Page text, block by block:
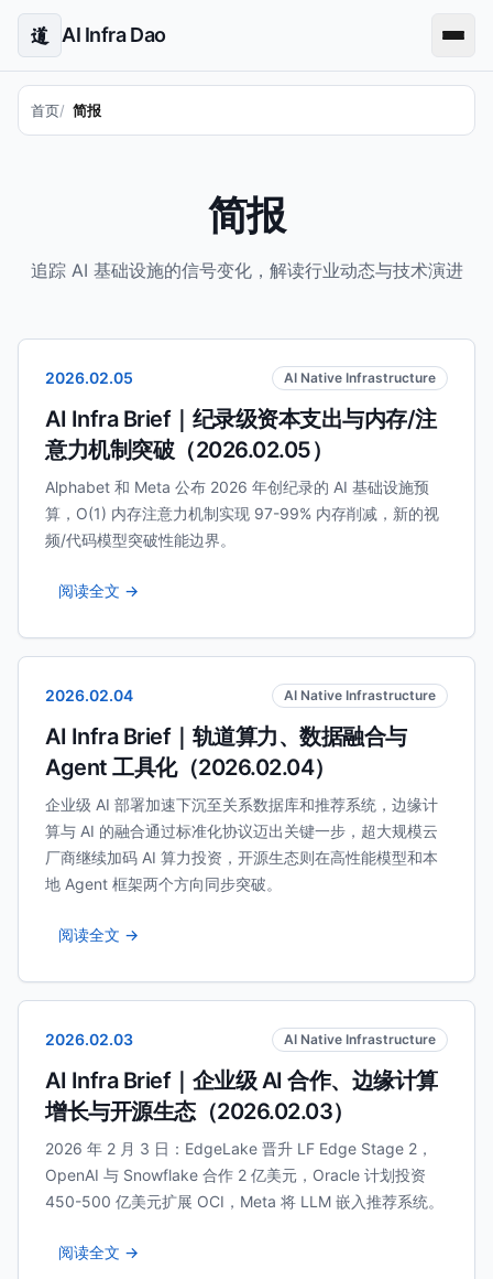
道 AI Infra Dao
首页 简报
简报
追踪 AI 基础设施的信号变化，解读行业动态与技术演进
2026.02.05 AI Native Infrastructure
AI Infra Brief｜纪录级资本支出与内存/注
意力机制突破（2026.02.05）
Alphabet 和 Meta 公布 2026 年创纪录的 AI 基础设施预
算，O(1) 内存注意力机制实现 97-99% 内存削减，新的视
频/代码模型突破性能边界。
阅读全文 →
2026.02.04 AI Native Infrastructure
AI Infra Brief｜轨道算力、数据融合与
Agent 工具化（2026.02.04）
企业级 AI 部署加速下沉至关系数据库和推荐系统，边缘计
算与 AI 的融合通过标准化协议迈出关键一步，超大规模云
厂商继续加码 AI 算力投资，开源生态则在高性能模型和本
地 Agent 框架两个方向同步突破。
阅读全文 →
2026.02.03 AI Native Infrastructure
AI Infra Brief｜企业级 AI 合作、边缘计算
增长与开源生态（2026.02.03）
2026 年 2 月 3 日：EdgeLake 晋升 LF Edge Stage 2，
OpenAI 与 Snowflake 合作 2 亿美元，Oracle 计划投资
450-500 亿美元扩展 OCI，Meta 将 LLM 嵌入推荐系统。
阅读全文 →